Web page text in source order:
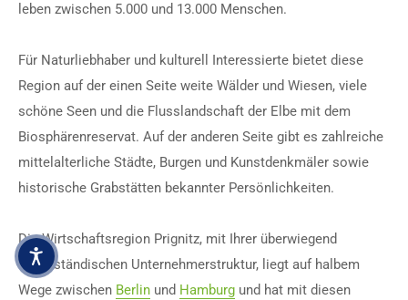
leben zwischen 5.000 und 13.000 Menschen.
Für Naturliebhaber und kulturell Interessierte bietet diese
Region auf der einen Seite weite Wälder und Wiesen, viele
schöne Seen und die Flusslandschaft der Elbe mit dem
Biosphärenreservat. Auf der anderen Seite gibt es zahlreiche
mittelalterliche Städte, Burgen und Kunstdenkmäler sowie
historische Grabstätten bekannter Persönlichkeiten.
Die Wirtschaftsregion Prignitz, mit Ihrer überwiegend
mittelständischen Unternehmerstruktur, liegt auf halbem
Wege zwischen Berlin und Hamburg und hat mit diesen